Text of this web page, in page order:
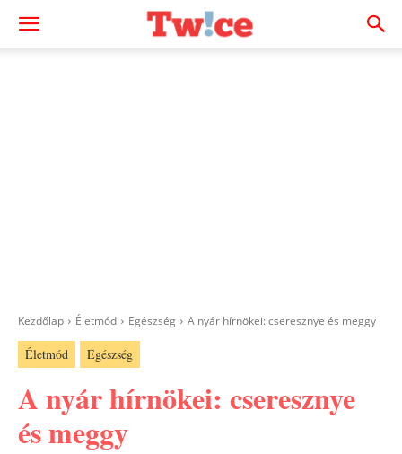
Kezdőlap Életmód Egészség A nyár hírnökei: cseresznye és meggy
Életmód Egészség
A nyár hírnökei: cseresznye
és meggy